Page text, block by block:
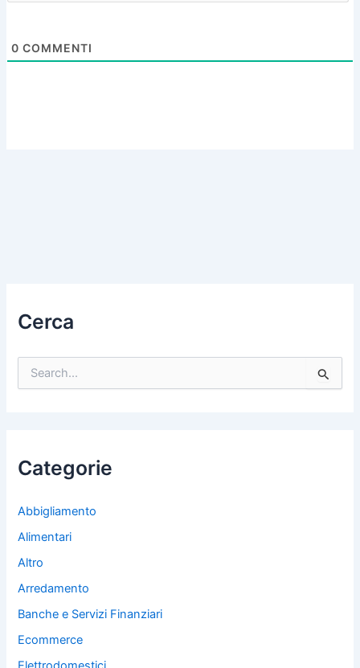
0 COMMENTI
Cerca
Categorie
Abbigliamento
Alimentari
Altro
Arredamento
Banche e Servizi Finanziari
Ecommerce